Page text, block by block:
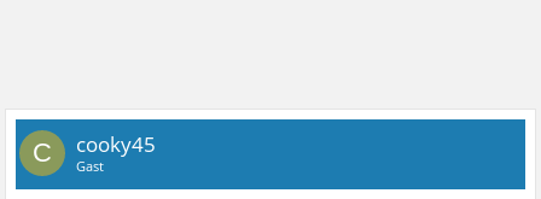
C cooky45
Gast